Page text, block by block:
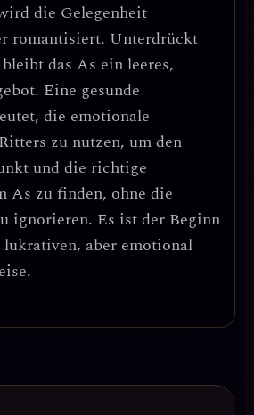
die Gelegenheit
romantisiert. Unterdrückt
das As ein leeres,
Eine gesunde
die emotionale
zu nutzen, um den
und die richtige
As zu finden, ohne die
ignorieren. Es ist der Beginn
aber emotional
.